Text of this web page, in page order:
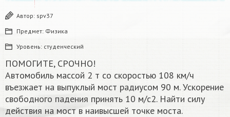
Автор: spv37
Предмет: Физика
Уровень: студенческий
ПОМОГИТЕ, СРОЧНО!
Автомобиль массой 2 т со скоростью 108 км/ч
въезжает на выпуклый мост радиусом 90 м. Ускорение
свободного падения принять 10 м/с2. Найти силу
действия на мост в наивысшей точке моста.